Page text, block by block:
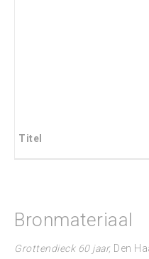
Titel
Bronmateriaal
Grottendieck 60 jaar, Den